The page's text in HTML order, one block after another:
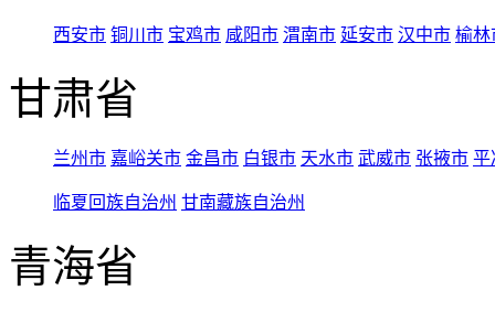
西安市 铜川市 宝鸡市 咸阳市 渭南市 延安市 汉中市 榆林
甘肃省
兰州市 嘉峪关市 金昌市 白银市 天水市 武威市 张掖市 平
临夏回族自治州 甘南藏族自治州
青海省